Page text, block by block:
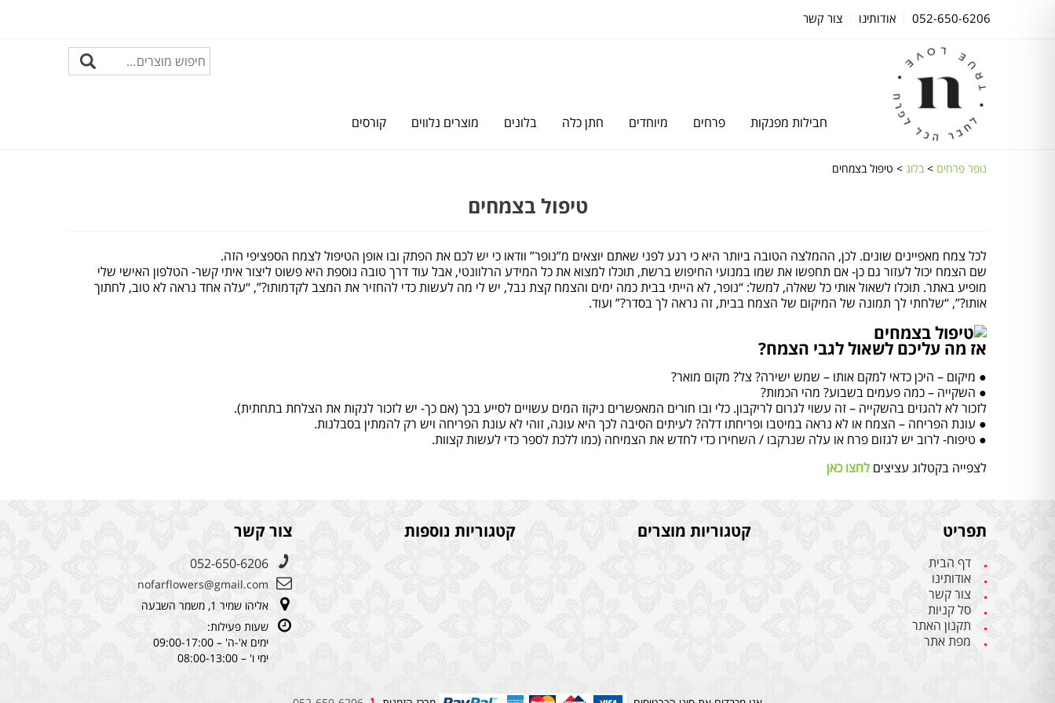
052-650-6206 אודותינו צור קשר
חבילות מפנקות פרחים מיוחדים חתן כלה בלונים מוצרים נלווים קורסים
נופר פרחים >בלוג > טיפול בצמחים
טיפול בצמחים
לכל צמח מאפיינים שונים. לכן, ההמלצה הטובה ביותר היא כי רגע לפני שאתם יוצאים מ”נופר” וודאו כי יש לכם את הפתק ובו אופן הטיפול לצמח הספציפי הזה.
שם הצמח יכול לעזור גם כן- אם תחפשו את שמו במנועי החיפוש ברשת, תוכלו למצוא את כל המידע הרלוונטי, אבל עוד דרך טובה נוספת היא פשוט ליצור איתי קשר- הטלפון האישי שלי
מופיע באתר. תוכלו לשאול אותי כל שאלה, למשל: “נופר, לא הייתי בבית כמה ימים והצמח קצת נבל, יש לי מה לעשות כדי להחזיר את המצב לקדמותו?”, “עלה אחד נראה לא טוב, לחתוך
אותו?”, “שלחתי לך תמונה של המיקום של הצמח בבית, זה נראה לך בסדר?” ועוד.
אז מה עליכם לשאול לגבי הצמח?
● מיקום – היכן כדאי למקם אותו – שמש ישירה? צל? מקום מואר?
● השקייה – כמה פעמים בשבוע? מהי הכמות?
לזכור לא להגזים בהשקייה – זה עשוי לגרום לריקבון. כלי ובו חורים המאפשרים ניקוז המים עשויים לסייע בכך (אם כך- יש לזכור לנקות את הצלחת בתחתית).
● עונת הפריחה – הצמח או לא נראה במיטבו ופריחתו דלה? לעיתים הסיבה לכך היא עונה, זוהי לא עונת הפריחה ויש רק להמתין בסבלנות.
● טיפוח- לרוב יש לגזום פרח או עלה שנרקבו / השחירו כדי לחדש את הצמיחה (כמו ללכת לספר כדי לעשות קצוות.
לצפייה בקטלוג עציצים לחצו כאן
תפריט
דף הבית
אודותינו
צור קשר
סל קניות
תקנון האתר
מפת אתר
קטגוריות מוצרים קטגוריות נוספות צור קשר
052-650-6206
nofarflowers@gmail.com
אליהו שמיר 1, משמר השבעה
שעות פעילות:
ימים א'-ה' – 09:00-17:00
ימי ו' – 08:00-13:00